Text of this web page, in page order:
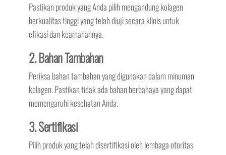
Pastikan produk yang Anda pilih mengandung kolagen
berkualitas tinggi yang telah diuji secara klinis untuk
efikasi dan keamanannya.
2. Bahan Tambahan
Periksa bahan tambahan yang digunakan dalam minuman
kolagen. Pastikan tidak ada bahan berbahaya yang dapat
memengaruhi kesehatan Anda.
3. Sertifikasi
Pilih produk yang telah disertifikasi oleh lembaga otoritas